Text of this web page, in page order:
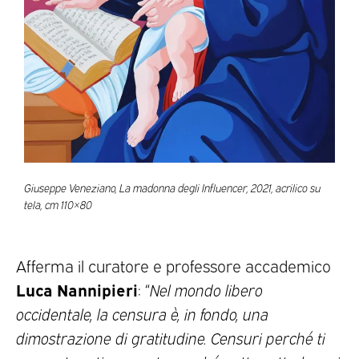
Giuseppe Veneziano, La madonna degli Influencer, 2021, acrilico su
tela, cm 110×80
Afferma il curatore e professore accademico
Luca Nannipieri: “Nel mondo libero
occidentale, la censura è, in fondo, una
dimostrazione di gratitudine. Censuri perché ti